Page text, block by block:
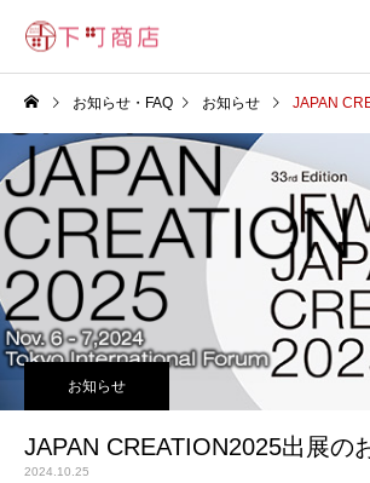
お知らせ・FAQ お知らせ JAPAN
お知らせ
JAPAN CREATION2025出展の
2024.10.25